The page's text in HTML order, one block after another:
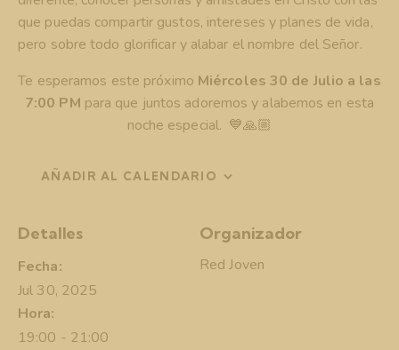
que puedas compartir gustos, intereses y planes de vida,
pero sobre todo glorificar y alabar el nombre del Señor.
Te esperamos este próximo Miércoles 30 de Julio a las
7:00 PM para que juntos adoremos y alabemos en esta
noche especial. 💙🙏🏼
AÑADIR AL CALENDARIO
Detalles
Fecha:
Jul 30, 2025
Hora:
19:00 - 21:00
Organizador
Red Joven